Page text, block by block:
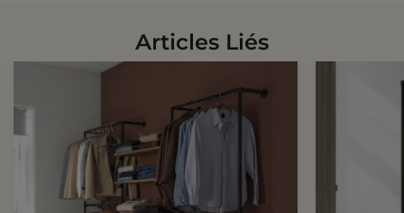
Références spécifiques
EAN-13
Articles Liés